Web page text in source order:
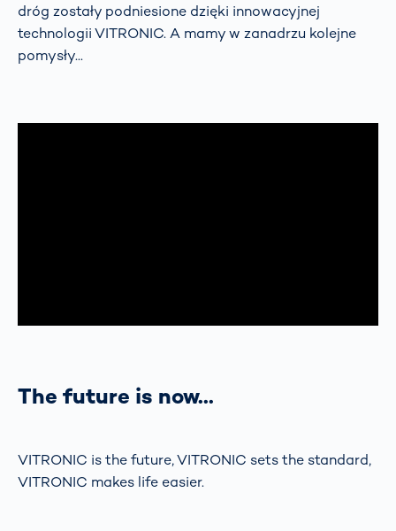
dróg zostały podniesione dzięki innowacyjnej
technologii VITRONIC. A mamy w zanadrzu kolejne
pomysły...
The future is now...
VITRONIC is the future, VITRONIC sets the standard,
VITRONIC makes life easier.